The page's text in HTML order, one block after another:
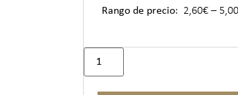
Rango de precio: 2,60€ –